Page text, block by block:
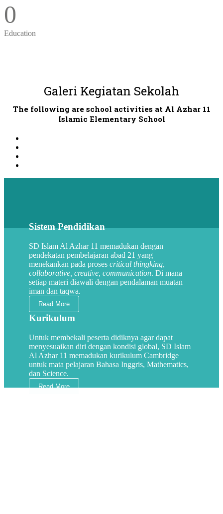
0
Education
Galeri Kegiatan Sekolah
The following are school activities at Al Azhar 11
Islamic Elementary School
Sistem Pendidikan
SD Islam Al Azhar 11 memadukan dengan
pendekatan pembelajaran abad 21 yang
menekankan pada proses critical thingking,
collaborative, creative, communication. Di mana
setiap materi diawali dengan pendalaman muatan
iman dan taqwa.
Read More
Kurikulum
Untuk membekali peserta didiknya agar dapat
menyesuaikan diri dengan kondisi global, SD Islam
Al Azhar 11 memadukan kurikulum Cambridge
untuk mata pelajaran Bahasa Inggris, Mathematics,
dan Science.
Read More